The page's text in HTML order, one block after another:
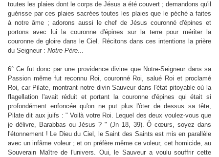
toutes les plaies dont le corps de Jésus a été couvert ; demandons qu'il
guérisse par ces plaies sacrées toutes les plaies que le péché a faites
à notre âme ; adorons aussi le chef de Jésus couronné d'épines et
portons avec lui la couronne d'épines sur la terre pour mériter la
couronne de gloire dans le Ciel. Récitons dans ces intentions la prière
du Seigneur : Notre Père...
6° Ce fut donc par une providence divine que Notre-Seigneur dans sa
Passion même fut reconnu Roi, couronné Roi, salué Roi et proclamé
Roi, car Pilate, montrant notre divin Sauveur dans l'état pitoyable où la
flagellation l'avait réduit et portant la couronne d'épines qui était si
profondément enfoncée qu'on ne put plus l'ôter de dessus sa tête,
Pilate dit aux juifs : " Voilà votre Roi. Lequel des deux voulez-vous que
je délivre, Barabbas ou Jésus ? " (Jn 18, 39). Ô cœurs, soyez dans
l'étonnement ! Le Dieu du Ciel, le Saint des Saints est mis en parallèle
avec un infâme voleur ; et on préfère même ce voleur, cet homicide, au
Souverain Maître de l'univers. Oui, le Sauveur a voulu souffrir cette